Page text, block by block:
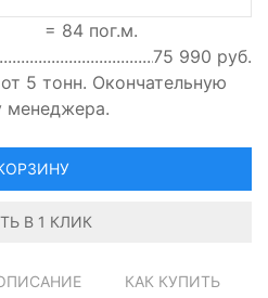
= 84пог.м.
75 990 руб.
5 тонн. Окончательную
менеджера.
В 1 КЛИК
КАК КУПИТЬ